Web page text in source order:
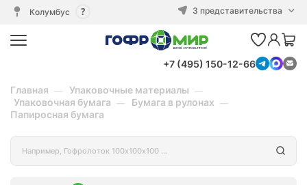
Колумбус 3 представительства
+7 (495) 150-12-66
Главная
Упаковочные материалы
Упаковочная бумага
Бумага в рулонах
Папиросная бумага